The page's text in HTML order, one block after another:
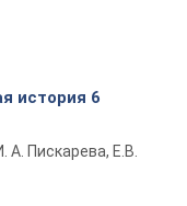
история 6
А. Пискарева, Е.В.